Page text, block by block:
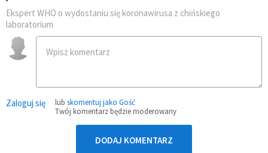
Ekspert WHO o wydostaniu się koronawirusa z chińskiego
laboratorium
Zaloguj się lub skomentuj jako Gość
Twój komentarz będzie moderowany
DODAJ KOMENTARZ